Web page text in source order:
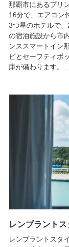
那覇市にあるプリ
16分で、エアコン
3つ星のホテルで
の宿泊施設から市
ンススマートイン
ビとセーフティボ
庫が備わります。...
レンブラント
レンブラントスタ